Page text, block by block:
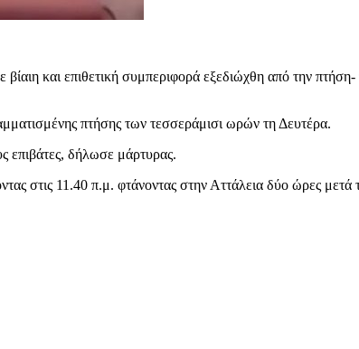
και επιθετική συμπεριφορά εξεδιώχθη από την πτήση-
πτήσης των τεσσεράμισι ωρών τη Δευτέρα.
επιβάτες, δήλωσε μάρτυρας.
στις 11.40 π.μ. φτάνοντας στην Αττάλεια δύο ώρες